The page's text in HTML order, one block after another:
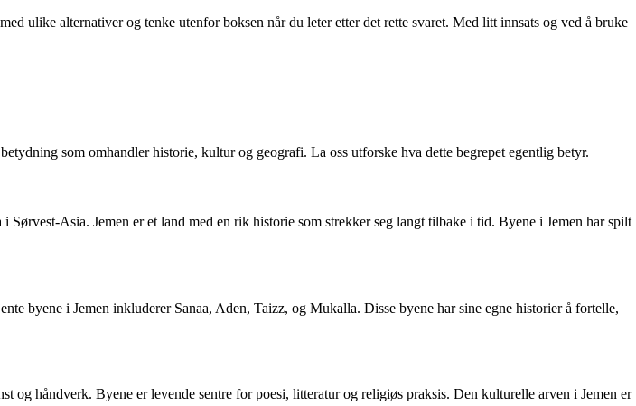
ulike alternativer og tenke utenfor boksen når du leter etter det rette svaret. Med litt innsats og ved å bruke
som omhandler historie, kultur og geografi. La oss utforske hva dette begrepet egentlig betyr.
Asia. Jemen er et land med en rik historie som strekker seg langt tilbake i tid. Byene i Jemen har spilt
byene i Jemen inkluderer Sanaa, Aden, Taizz, og Mukalla. Disse byene har sine egne historier å fortelle,
håndverk. Byene er levende sentre for poesi, litteratur og religiøs praksis. Den kulturelle arven i Jemen er